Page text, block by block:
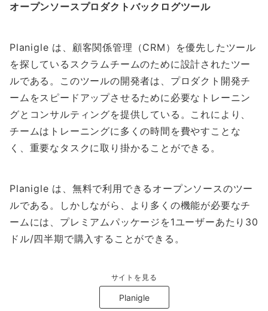
オープンソースプロダクトバックログツール
Planigle は、顧客関係管理（CRM）を優先したツール
を探しているスクラムチームのために設計されたツー
ルである。このツールの開発者は、プロダクト開発チ
ームをスピードアップさせるために必要なトレーニン
グとコンサルティングを提供している。これにより、
チームはトレーニングに多くの時間を費やすことな
く、重要なタスクに取り掛かることができる。
Planigle は、無料で利用できるオープンソースのツー
ルである。しかしながら、より多くの機能が必要なチ
ームには、プレミアムパッケージを1ユーザーあたり30
ドル/四半期で購入することができる。
サイトを見る
Planigle